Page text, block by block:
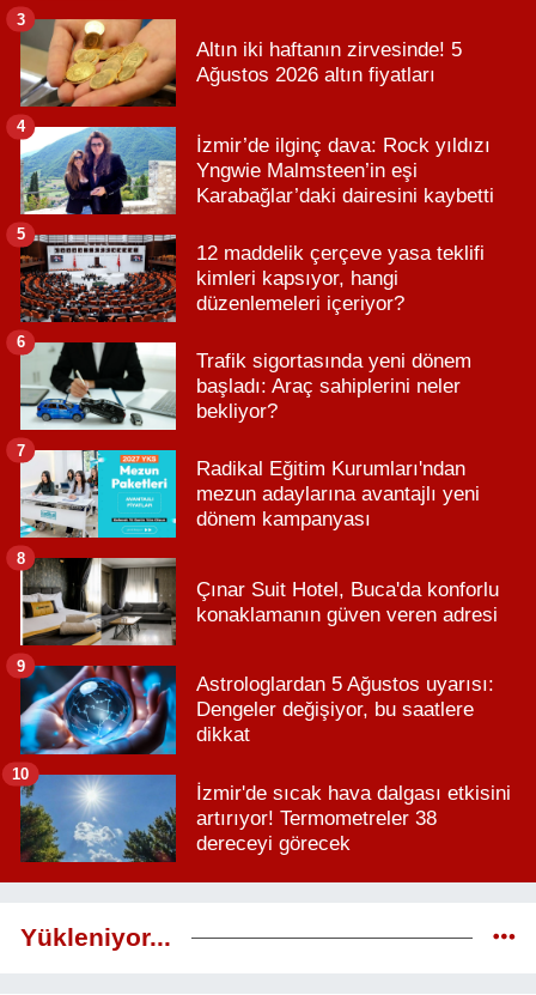
Altın iki haftanın zirvesinde! 5
Ağustos 2026 altın fiyatları
3
İzmir’de ilginç dava: Rock yıldızı
Yngwie Malmsteen’in eşi
Karabağlar’daki dairesini kaybetti
4
12 maddelik çerçeve yasa teklifi
kimleri kapsıyor, hangi
düzenlemeleri içeriyor?
5
Trafik sigortasında yeni dönem
başladı: Araç sahiplerini neler
bekliyor?
6
Radikal Eğitim Kurumları'ndan
mezun adaylarına avantajlı yeni
dönem kampanyası
7
Çınar Suit Hotel, Buca'da konforlu
konaklamanın güven veren adresi
8
Astrologlardan 5 Ağustos uyarısı:
Dengeler değişiyor, bu saatlere
dikkat
9
İzmir'de sıcak hava dalgası etkisini
artırıyor! Termometreler 38
dereceyi görecek
10
Yükleniyor...